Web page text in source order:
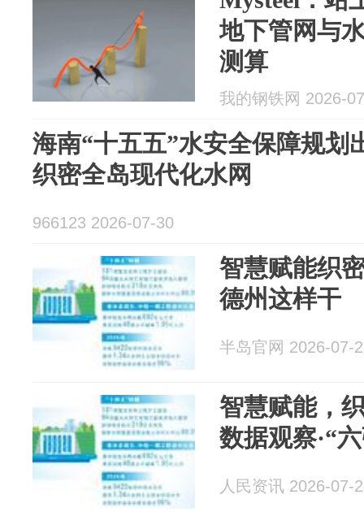
地下管网与
测算
我的钢铁网 2026-
海南“十五五”水安全保障规划
织密全岛现代化水网
966123 2026-07-30
智慧赋能织
德州这样干
半岛官网 2026-07-
智慧赋能，
数据观察·“
人民资讯 2026-07-